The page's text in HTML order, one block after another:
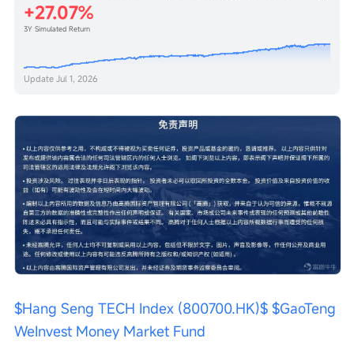
27.07%
3Y Simulated Return
Update Jul 1, 2026
$Hang Seng TECH Index (800700.HK)$ $GaoTeng
WeInvest Money Market Fund